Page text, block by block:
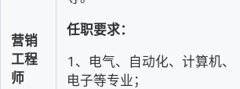
营销
工程
师
任职要求：
1、电气、自动化、计算机、
电子等专业；